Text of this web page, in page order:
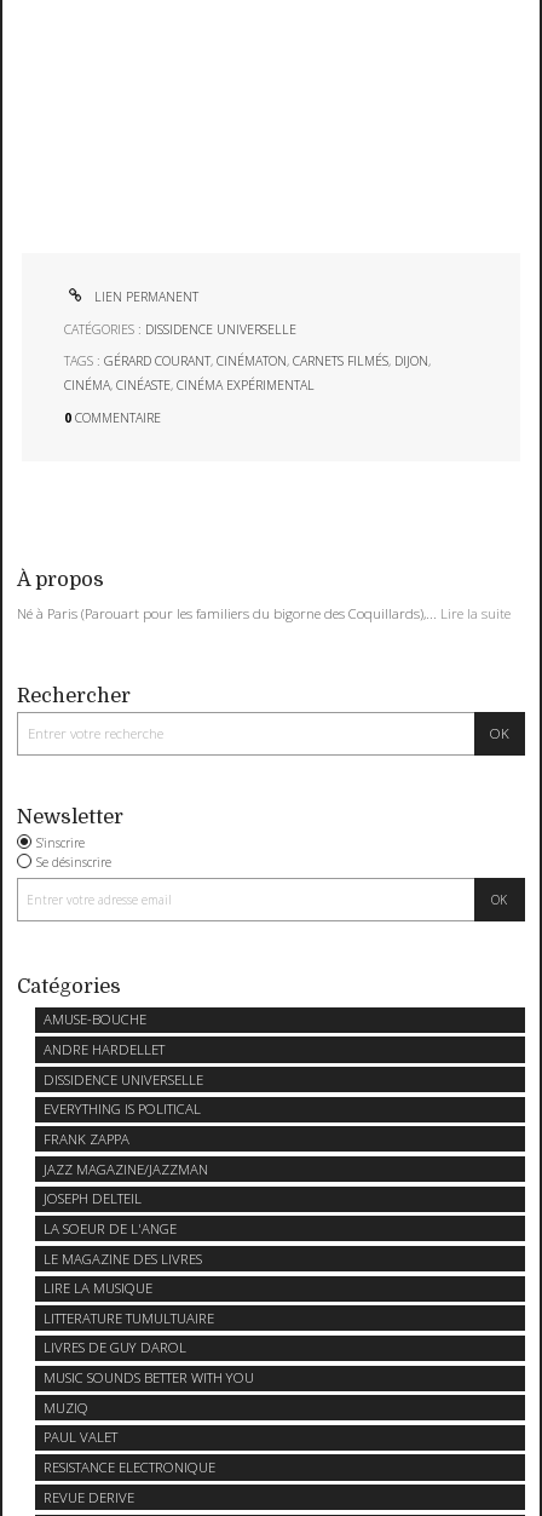
LIEN PERMANENT
CATÉGORIES : DISSIDENCE UNIVERSELLE
TAGS :GÉRARD COURANT,CINÉMATON,CARNETS FILMÉS, DIJON,
CINÉMA,CINÉASTE,CINÉMA EXPÉRIMENTAL
0 COMMENTAIRE
À propos
Né à Paris (Parouart pour les familiers du bigorne des Coquillards),... Lire la suite
Rechercher
Newsletter
S'inscrire
Se désinscrire
Catégories
AMUSE-BOUCHE
ANDRE HARDELLET
DISSIDENCE UNIVERSELLE
EVERYTHING IS POLITICAL
FRANK ZAPPA
JAZZ MAGAZINE/JAZZMAN
JOSEPH DELTEIL
LA SOEUR DE L'ANGE
LE MAGAZINE DES LIVRES
LIRE LA MUSIQUE
LITTERATURE TUMULTUAIRE
LIVRES DE GUY DAROL
MUSIC SOUNDS BETTER WITH YOU
MUZIQ
PAUL VALET
RESISTANCE ELECTRONIQUE
REVUE DERIVE